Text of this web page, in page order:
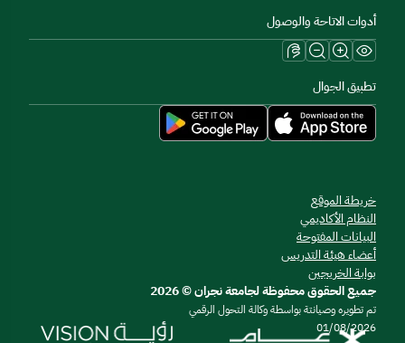
أدوات الاتاحة والوصول
تطبيق الجوال
خريطة الموقع
النظام الأكاديمي
البيانات المفتوحة
أعضاء هيئة التدريس
بوابة الخريجين
جميع الحقوق محفوظة لجامعة نجران © 2026
تم تطويره وصيانتة بواسطة وكالة التحول الرقمي
01/08/2026